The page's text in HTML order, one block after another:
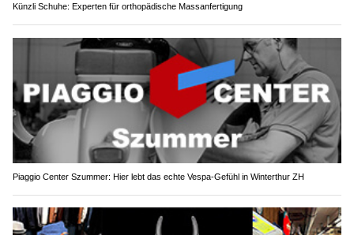
Künzli Schuhe: Experten für orthopädische Massanfertigung
Piaggio Center Szummer: Hier lebt das echte Vespa-Gefühl in Winterthur ZH